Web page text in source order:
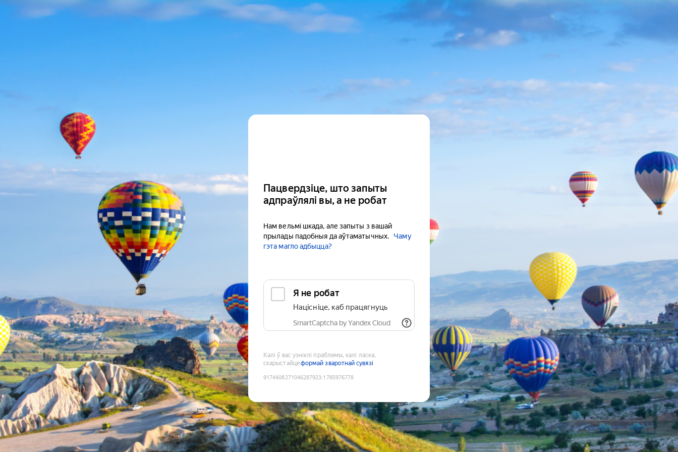
Пацвердзіце, што запыты
адпраўлялі вы, а не робат
Нам вельмі шкада, але запыты з вашай
прылады падобныя да аўтаматычных.
Чаму
гэта магло адбыцца?
Я не робат
Націсніце, каб працягнуць
SmartCaptcha by Yandex Cloud
Калі ў вас узніклі праблемы, калі ласка,
скарыстайцеформай зваротнай сувязі
9174408271046287923:1785976778